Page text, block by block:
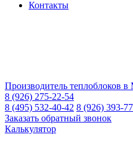
Контакты
Производитель теплоблоков
8 (926) 275-22-54
8 (495) 532-40-42 8 (926) 393-
Заказать обратный звонок
Калькулятор